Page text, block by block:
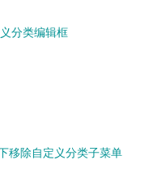
分类编辑框
移除自定义分类子菜单